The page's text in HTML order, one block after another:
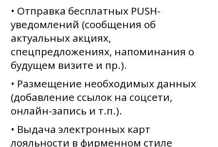
• Отправка бесплатных PUSH-
уведомлений (сообщения об
актуальных акциях,
спецпредложениях, напоминания о
будущем визите и пр.).
• Размещение необходимых данных
(добавление ссылок на соцсети,
онлайн-запись и т.п.).
• Выдача электронных карт
лояльности в фирменном стиле